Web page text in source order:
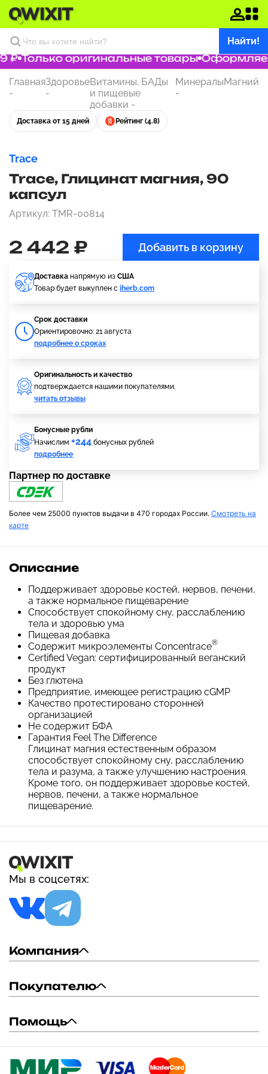
Найти!
₽ Только оригинальные товары Оформляем
Главная
-
Здоровье
-
Витамины, БАДы
и пищевые
добавки -
Минералы
-
Магний
Доставка от 15 дней Рейтинг (4.8)
Trace
Trace, Глицинат магния, 90
капсул
Артикул: TMR-00814
2 442 ₽ Добавить в корзину
Доставка напрямую из США
Товар будет выкуплен с iherb.com
Cрок доставки
Ориентировочно: 21 августа
подробнее о сроках
Оригинальность и качество
подтверждается нашими покупателями,
читать отзывы
Бонусные рубли
Начислим +244 бонусных рублей
подробнее
Партнер по доставке
Более чем 25000 пунктов выдачи в 470 городах России. Смотреть на
карте
Описание
Поддерживает здоровье костей, нервов, печени,
а также нормальное пищеварение
Способствует спокойному сну, расслаблению
тела и здоровью ума
Пищевая добавка
Содержит микроэлементы Concentrace®
Certified Vegan: сертифицированный веганский
продукт
Без глютена
Предприятие, имеющее регистрацию cGMP
Качество протестировано сторонней
организацией
Не содержит БФА
Гарантия Feel The Difference
Глицинат магния естественным образом
способствует спокойному сну, расслаблению
тела и разума, а также улучшению настроения.
Кроме того, он поддерживает здоровье костей,
нервов, печени, а также нормальное
пищеварение.
Мы в соцсетях:
Компания
Покупателю
Помощь